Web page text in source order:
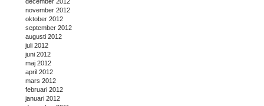
november 2012
oktober 2012
september 2012
augusti 2012
juli 2012
juni 2012
maj 2012
april 2012
mars 2012
februari 2012
januari 2012